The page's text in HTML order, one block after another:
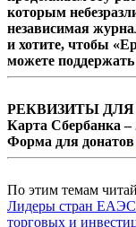
которым
независимая
и хотите, чтобы
можете
РЕКВИЗИТЫ
Карта Сбербанка –
Форма для донатов
По этим темам
Лидеры стран ЕАЭС
торговых и